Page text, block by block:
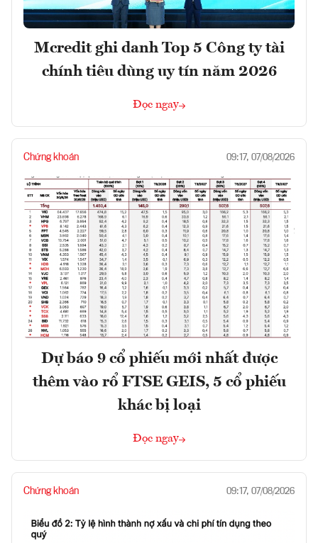
Mcredit ghi danh Top 5 Công ty tài
chính tiêu dùng uy tín năm 2026
Đọc ngay
Chứng khoán 09:17, 07/08/2026
Dự báo 9 cổ phiếu mới nhất được
thêm vào rổ FTSE GEIS, 5 cổ phiếu
khác bị loại
Đọc ngay
Chứng khoán 09:17, 07/08/2026